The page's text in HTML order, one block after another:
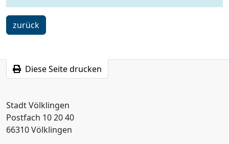
ein
Schritt
zurück
Diese Seite drucken
Stadt Völklingen
Postfach 10 20 40
66310 Völklingen